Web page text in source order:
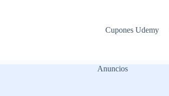
Cupones Udemy
Anuncios